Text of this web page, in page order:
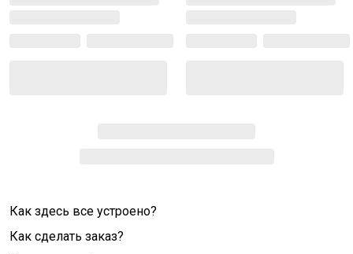
Как здесь все устроено?
Как сделать заказ?